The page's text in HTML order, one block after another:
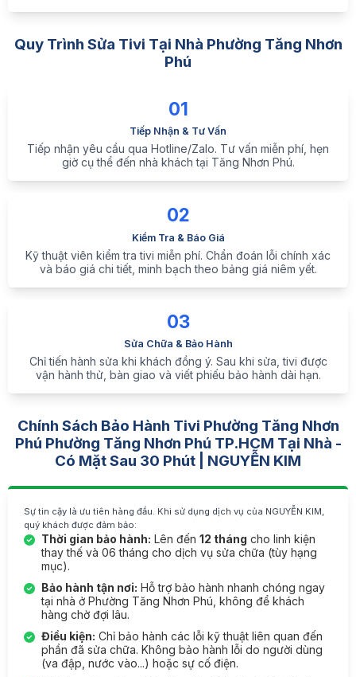
Quy Trình Sửa Tivi Tại Nhà Phường Tăng Nhơn
Phú
01
Tiếp Nhận & Tư Vấn
Tiếp nhận yêu cầu qua Hotline/Zalo. Tư vấn miễn phí, hẹn
giờ cụ thể đến nhà khách tại Tăng Nhơn Phú.
02
Kiểm Tra & Báo Giá
Kỹ thuật viên kiểm tra tivi miễn phí. Chẩn đoán lỗi chính xác
và báo giá chi tiết, minh bạch theo bảng giá niêm yết.
03
Sửa Chữa & Bảo Hành
Chỉ tiến hành sửa khi khách đồng ý. Sau khi sửa, tivi được
vận hành thử, bàn giao và viết phiếu bảo hành dài hạn.
Chính Sách Bảo Hành Tivi Phường Tăng Nhơn
Phú Phường Tăng Nhơn Phú TP.HCM Tại Nhà -
Có Mặt Sau 30 Phút | NGUYỄN KIM
Sự tin cậy là ưu tiên hàng đầu. Khi sử dụng dịch vụ của NGUYỄN KIM,
quý khách được đảm bảo:
Thời gian bảo hành: Lên đến 12 tháng cho linh kiện
thay thế và 06 tháng cho dịch vụ sửa chữa (tùy hạng
mục).
Bảo hành tận nơi: Hỗ trợ bảo hành nhanh chóng ngay
tại nhà ở Phường Tăng Nhơn Phú, không để khách
hàng chờ đợi lâu.
Điều kiện: Chỉ bảo hành các lỗi kỹ thuật liên quan đến
phần đã sửa chữa. Không bảo hành lỗi do người dùng
(va đập, nước vào...) hoặc sự cố điện.